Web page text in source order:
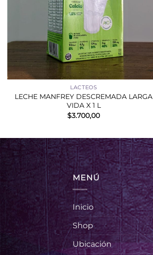
+
LACTEOS
LECHE MANFREY DESCREMADA LARGA
VIDA X 1 L
$3.700,00
MENÚ
Inicio
Shop
Ubicación